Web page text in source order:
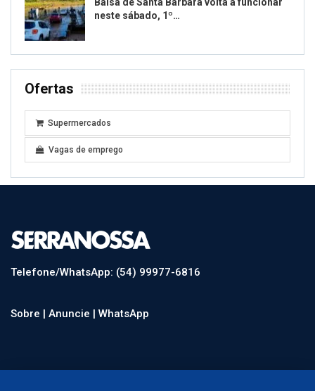
Balsa de Santa Bárbara volta a funcionar
neste sábado, 1º…
Ofertas
Supermercados
Vagas de emprego
Telefone/WhatsApp: (54) 99977-6816
Sobre | Anuncie | WhatsApp